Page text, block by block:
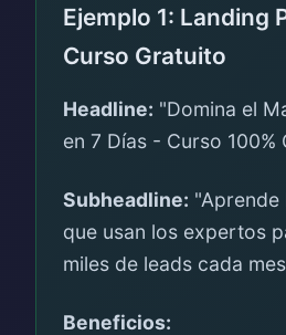
Ejemplo 1: Landing
Curso Gratuito
Headline: "Domina el
en 7 Días - Curso 100%
Subheadline: "Aprende
que usan los expertos
miles de leads cada
Beneficios: